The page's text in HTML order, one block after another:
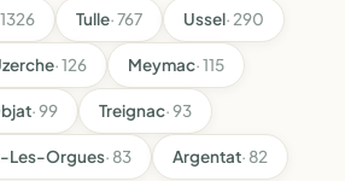
1326 Tulle· 767 Ussel· 290
· 126 Meymac· 115
· 99 Treignac· 93
Les-Orgues· 83 Argentat· 82